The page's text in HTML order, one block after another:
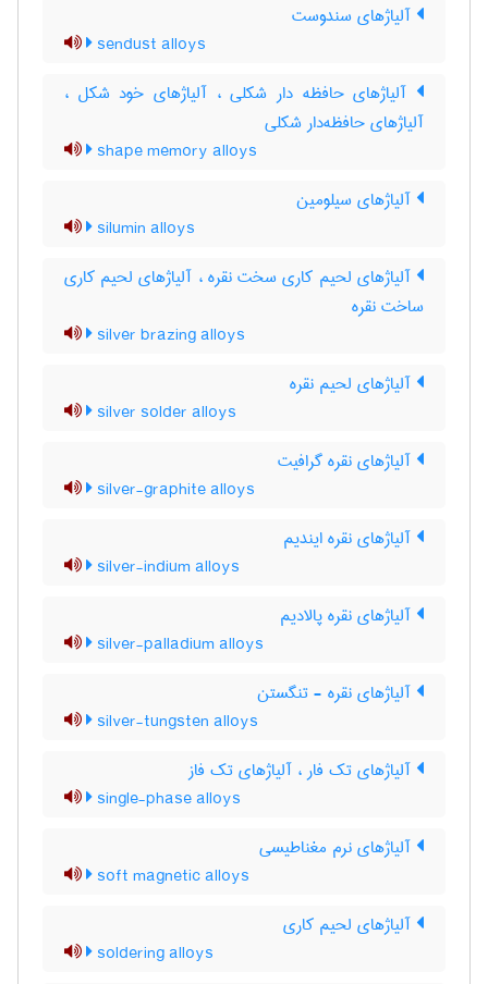
آلیاژهای سندوست
sendust alloys
آلیاژهای حافظه دار شکلی ، آلیاژهای خود شکل ،
آلیاژهای حافظه‌دار شکلی
shape memory alloys
آلیاژهای سیلومین
silumin alloys
آلیاژهای لحیم کاری سخت نقره ، آلیاژهای لحیم کاری
ساخت نقره
silver brazing alloys
آلیاژهای لحیم نقره
silver solder alloys
آلیاژهای نقره گرافیت
silver-graphite alloys
آلیاژهای نقره ایندیم
silver-indium alloys
آلیاژهای نقره پالادیم
silver-palladium alloys
آلیاژهای نقره - تنگستن
silver-tungsten alloys
آلیاژهای تک فار ، آلیاژهای تک فاز
single-phase alloys
آلیاژهای نرم مغناطیسی
soft magnetic alloys
آلیاژهای لحیم کاری
soldering alloys